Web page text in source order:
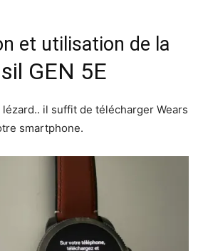
et utilisation de la
GEN 5E
lézard.. il suffit de télécharger Wears
smartphone.